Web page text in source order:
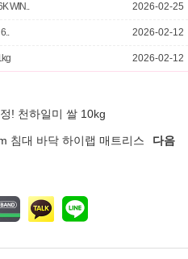
WIN.. 2026-02-25
2026-02-12
2026-02-12
! 천하일미 쌀 10kg
침대 바닥 하이랩 매트리스
다음